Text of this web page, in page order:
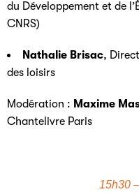
du Développement et de
CNRS)
Nathalie Brisac,
des loisirs
Modération : Maxime
Chantelivre Paris
15h30